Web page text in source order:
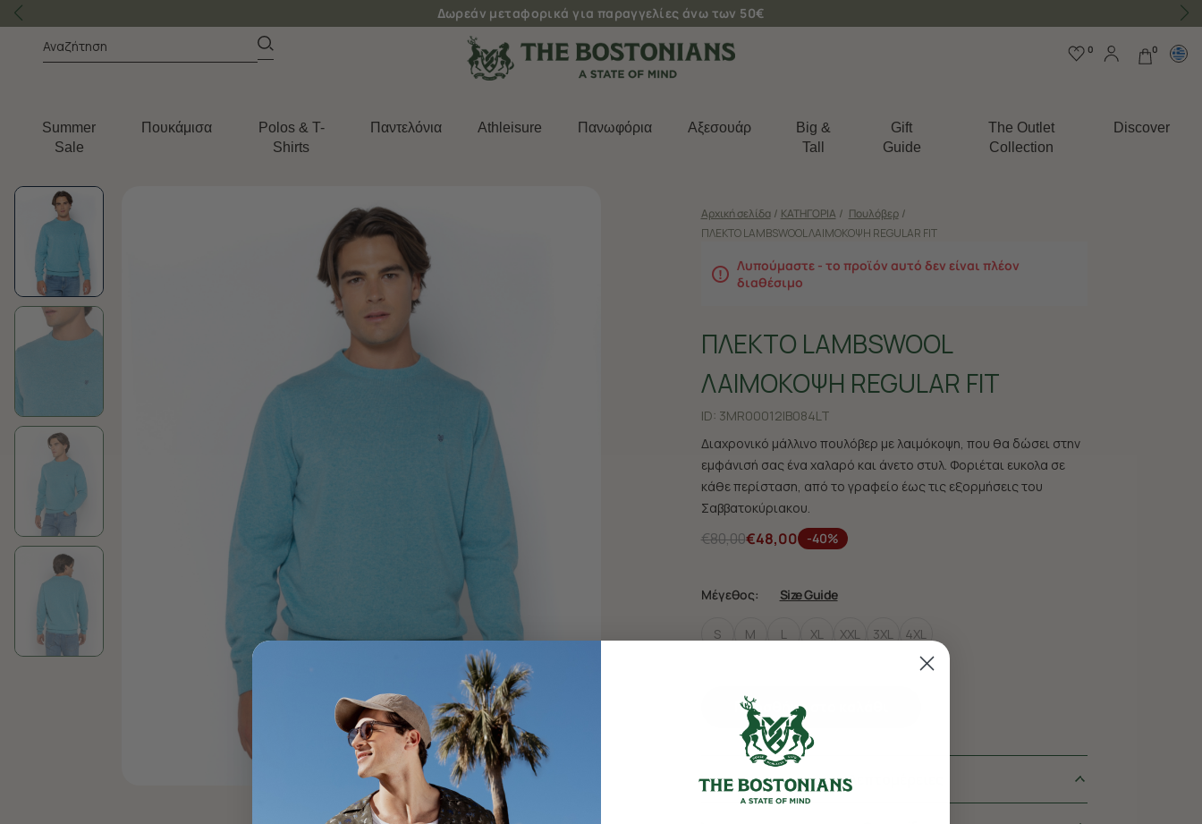
Δωρεάν μεταφορικά για παραγγελίες άνω των 50€
0 0
Summer
Sale
Πουκάμισα
Polos & T-
Shirts
Παντελόνια Athleisure Πανωφόρια Aξεσουάρ
Big &
Tall
Gift
Guide
The Outlet
Collection
Discover
Αρχική σελίδα / ΚΑΤΗΓΟΡΙΑ / Πουλόβερ /
ΠΛΕΚΤΟ LAMBSWOOL ΛΑΙΜΟΚΟΨΗ REGULAR FIT
Λυπούμαστε - το προϊόν αυτό δεν είναι πλέον
διαθέσιμο
ΠΛΕΚΤΟ LAMBSWOOL
ΛΑΙΜΟΚΟΨΗ REGULAR FIT
ID: 3MR00012|B084LT
Διαχρονικό μάλλινο πουλόβερ με λαιμόκοψη, που θα δώσει στην
εμφάνισή σας ένα χαλαρό και άνετο στυλ. Φοριέται ευκολα σε
κάθε περίσταση, από το γραφείο έως τις εξορμήσεις του
Σαββατοκύριακου.
€80,00€48,00 -40%
Μέγεθος: Size Guide
S M L XL XXL 3XL 4XL
Προσθήκη στο καλάθι
Λεπτομέρειες